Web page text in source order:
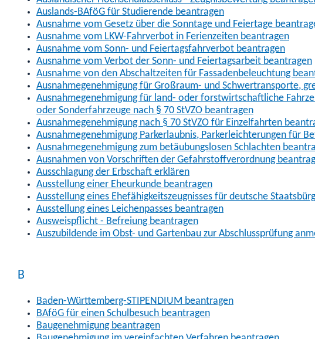
Auslands-BAföG für Studierende beantragen
Ausnahme vom Gesetz über die Sonntage und Feiertage
Ausnahme vom LKW-Fahrverbot in Ferienzeiten beantragen
Ausnahme vom Sonn- und Feiertagsfahrverbot beantragen
Ausnahme vom Verbot der Sonn- und Feiertagsarbeit beantragen
Ausnahme von den Abschaltzeiten für Fassadenbeleuchtung
Ausnahmegenehmigung für Großraum- und Schwertransporte,
Ausnahmegenehmigung für land- oder forstwirtschaftliche
oder Sonderfahrzeuge nach § 70 StVZO beantragen
Ausnahmegenehmigung nach § 70 StVZO für Einzelfahrten
Ausnahmegenehmigung Parkerlaubnis, Parkerleichterungen für
Ausnahmegenehmigung zum betäubungslosen Schlachten
Ausnahmen von Vorschriften der Gefahrstoffverordnung
Ausschlagung der Erbschaft erklären
Ausstellung einer Eheurkunde beantragen
Ausstellung eines Ehefähigkeitszeugnisses für deutsche
Ausstellung eines Leichenpasses beantragen
Ausweispflicht - Befreiung beantragen
Auszubildende im Obst- und Gartenbau zur Abschlussprüfung
B
Baden-Württemberg-STIPENDIUM beantragen
BAföG für einen Schulbesuch beantragen
Baugenehmigung beantragen